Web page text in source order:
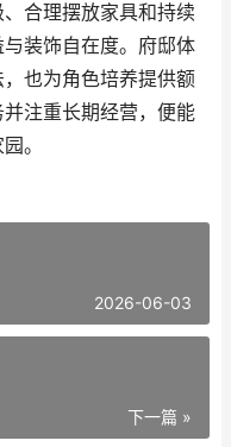
合理摆放家具和持续
装饰自在度。府邸体
也为角色培养提供额
注重长期经营，便能
。
2026-06-03
下一篇 »